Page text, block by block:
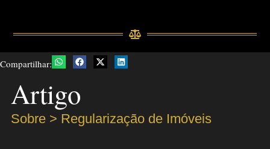
Compartilhar:
Artigo
Sobre > Regularização de Imóveis